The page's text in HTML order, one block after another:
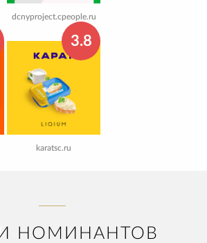
dcnyproject.cpeople.ru
3.8
karatsc.ru
НОМИНАНТОВ